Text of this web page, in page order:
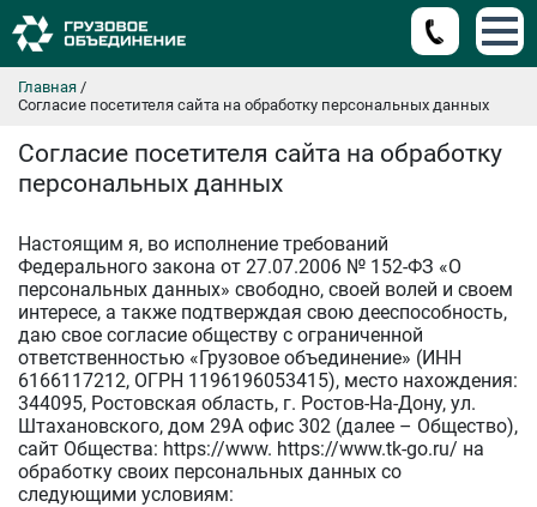
Главная /
Согласие посетителя сайта на обработку персональных данных
Согласие посетителя сайта на обработку
персональных данных
Настоящим я, во исполнение требований
Федерального закона от 27.07.2006 № 152-ФЗ «О
персональных данных» свободно, своей волей и своем
интересе, а также подтверждая свою дееспособность,
даю свое согласие обществу с ограниченной
ответственностью «Грузовое объединение» (ИНН
6166117212, ОГРН 1196196053415), место нахождения:
344095, Ростовская область, г. Ростов-На-Дону, ул.
Штахановского, дом 29А офис 302 (далее – Общество),
сайт Общества: https://www. https://www.tk-go.ru/ на
обработку своих персональных данных со
следующими условиям: